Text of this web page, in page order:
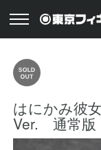
はにかみ彼
Ver. 通常版